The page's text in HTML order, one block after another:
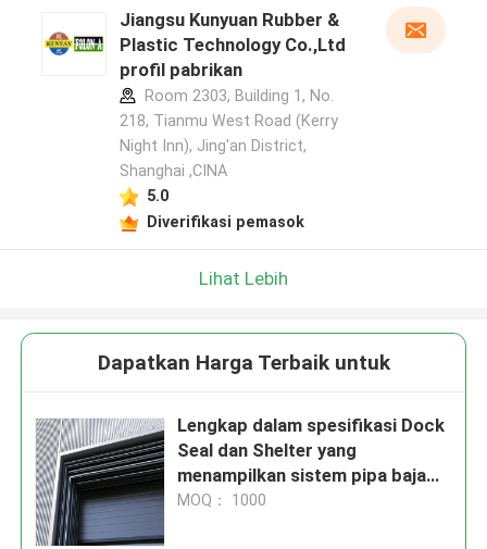
Jiangsu Kunyuan Rubber &
Plastic Technology Co.,Ltd
profil pabrikan
Room 2303, Building 1, No.
218, Tianmu West Road (Kerry
Night Inn), Jing'an District,
Shanghai ,CINA
5.0
Diverifikasi pemasok
Lihat Lebih
Dapatkan Harga Terbaik untuk
Lengkap dalam spesifikasi Dock
Seal dan Shelter yang
menampilkan sistem pipa baja
hidrolik yang dirancang untuk
MOQ： 1000